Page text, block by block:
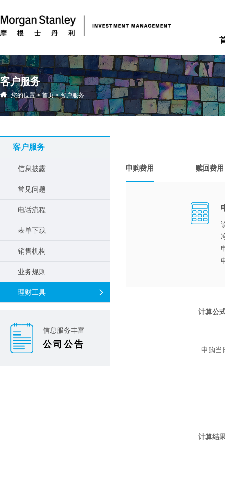
客户服务
您的位置>首页>客户服务
客户服务
信息披露
常见问题
电话流程
表单下载
销售机构
业务规则
理财工具
信息服务丰富
公司公告
申购费用 赎回费用
计算公
申购当
计算结